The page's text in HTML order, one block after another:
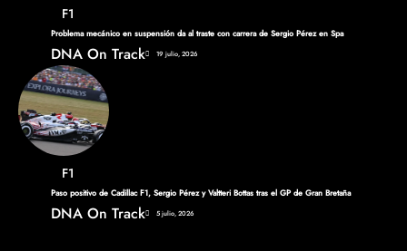
F1
Problema mecánico en suspensión da al traste con carrera de Sergio Pérez en Spa
DNA On Track 19 julio, 2026
F1
Paso positivo de Cadillac F1, Sergio Pérez y Valtteri Bottas tras el GP de Gran Bretaña
DNA On Track 5 julio, 2026